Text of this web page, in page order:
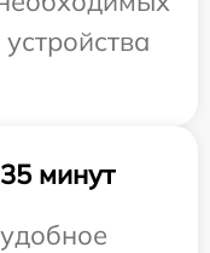
минут